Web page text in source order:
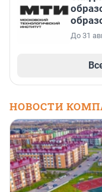
До 31
НОВОСТИ